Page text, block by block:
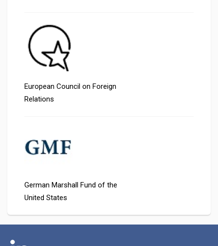
European Council on Foreign
Relations
German Marshall Fund of the
United States